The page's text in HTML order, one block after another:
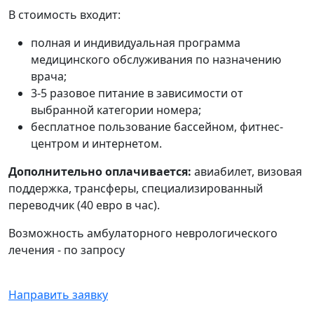
В стоимость входит:
полная и индивидуальная программа
медицинского обслуживания по назначению
врача;
3-5 разовое питание в зависимости от
выбранной категории номера;
бесплатное пользование бассейном, фитнес-
центром и интернетом.
Дополнительно оплачивается: авиабилет, визовая
поддержка, трансферы, специализированный
переводчик (40 евро в час).
Возможность амбулаторного неврологического
лечения - по запросу
Направить заявку